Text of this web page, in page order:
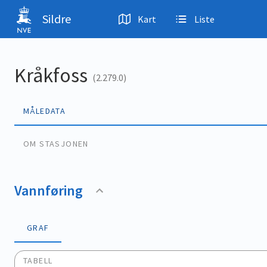
Hopp til hovedinnhold
Sildre Kart Liste
Kråkfoss (2.279.0)
MÅLEDATA
OM STASJONEN
Vannføring
GRAF
TABELL